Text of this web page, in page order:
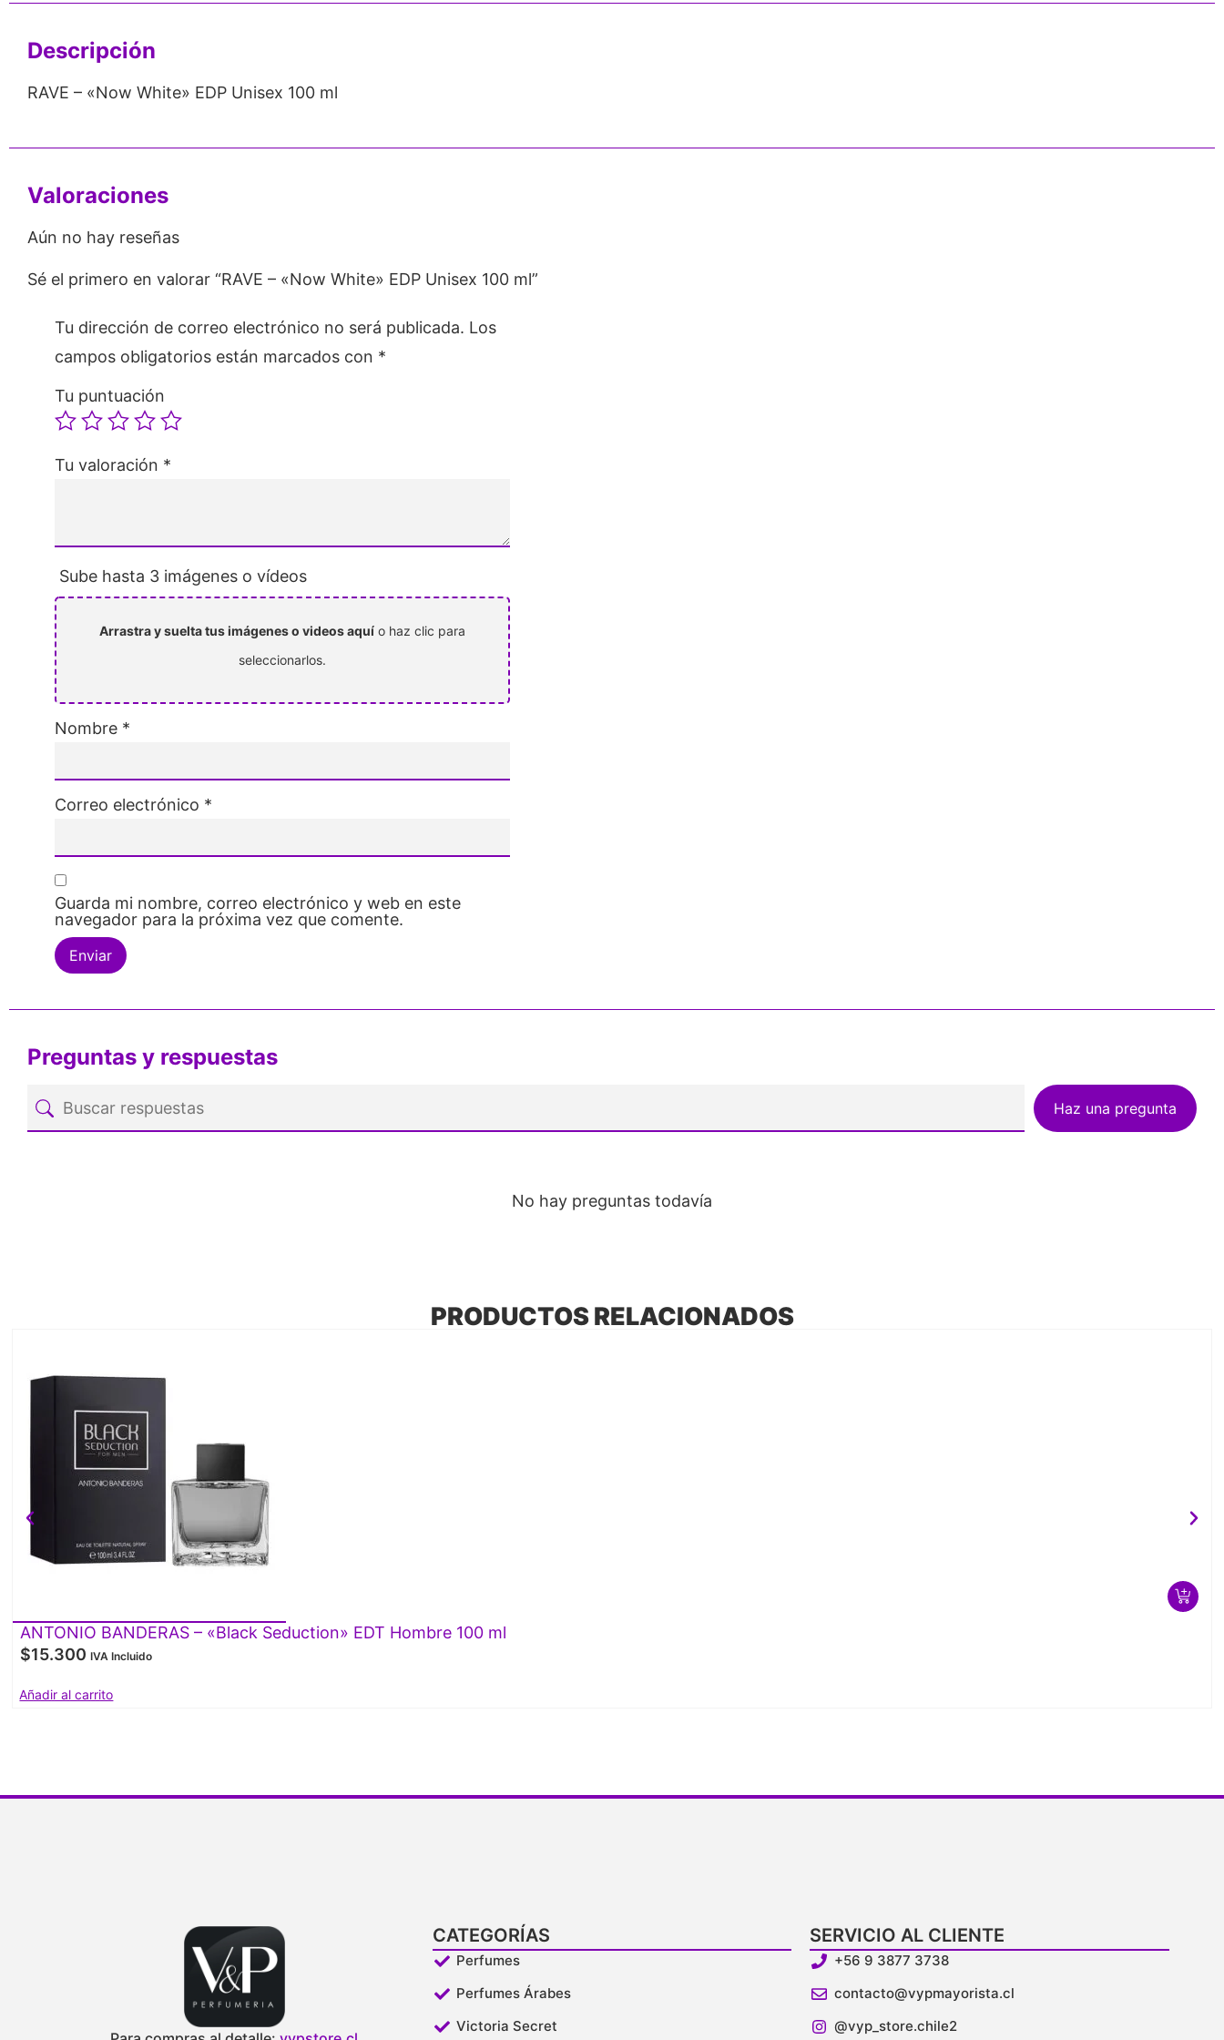
Descripción
RAVE – «Now White» EDP Unisex 100 ml
Valoraciones
Aún no hay reseñas
Sé el primero en valorar “RAVE – «Now White» EDP Unisex 100 ml”
Tu dirección de correo electrónico no será publicada. Los
campos obligatorios están marcados con *
Tu puntuación
Tu valoración *
Sube hasta 3 imágenes o vídeos
Arrastra y suelta tus imágenes o videos aquí o haz clic para
seleccionarlos.
Nombre *
Correo electrónico *
Guarda mi nombre, correo electrónico y web en este
navegador para la próxima vez que comente.
Preguntas y respuestas
Haz una pregunta
No hay preguntas todavía
PRODUCTOS RELACIONADOS
ANTONIO BANDERAS – «Black Seduction» EDT Hombre 100 ml
$15.300 IVA Incluido
Añadir al carrito
CATEGORÍAS
Perfumes
Perfumes Árabes
Victoria Secret
SERVICIO AL CLIENTE
+56 9 3877 3738
contacto@vypmayorista.cl
@vyp_store.chile2